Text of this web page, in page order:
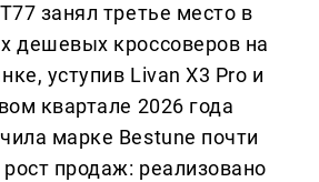
занял третье место в
дешевых кроссоверов на
уступив Livan X3 Pro и
квартале 2026 года
марке Bestune почти
продаж: реализовано